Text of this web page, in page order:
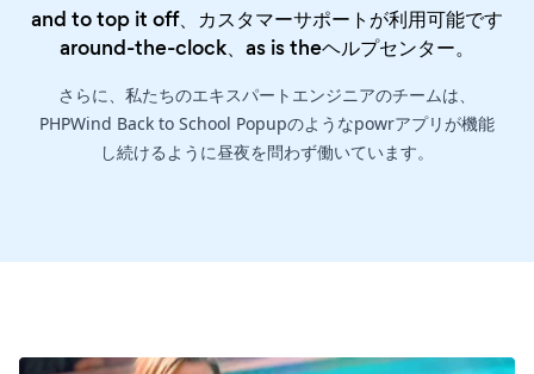
and to top it off、カスタマーサポートが利用可能です
around-the-clock、as is theヘルプセンター。
さらに、私たちのエキスパートエンジニアのチームは、
PHPWind Back to School Popupのようなpowrアプリが機能
し続けるように昼夜を問わず働いています。